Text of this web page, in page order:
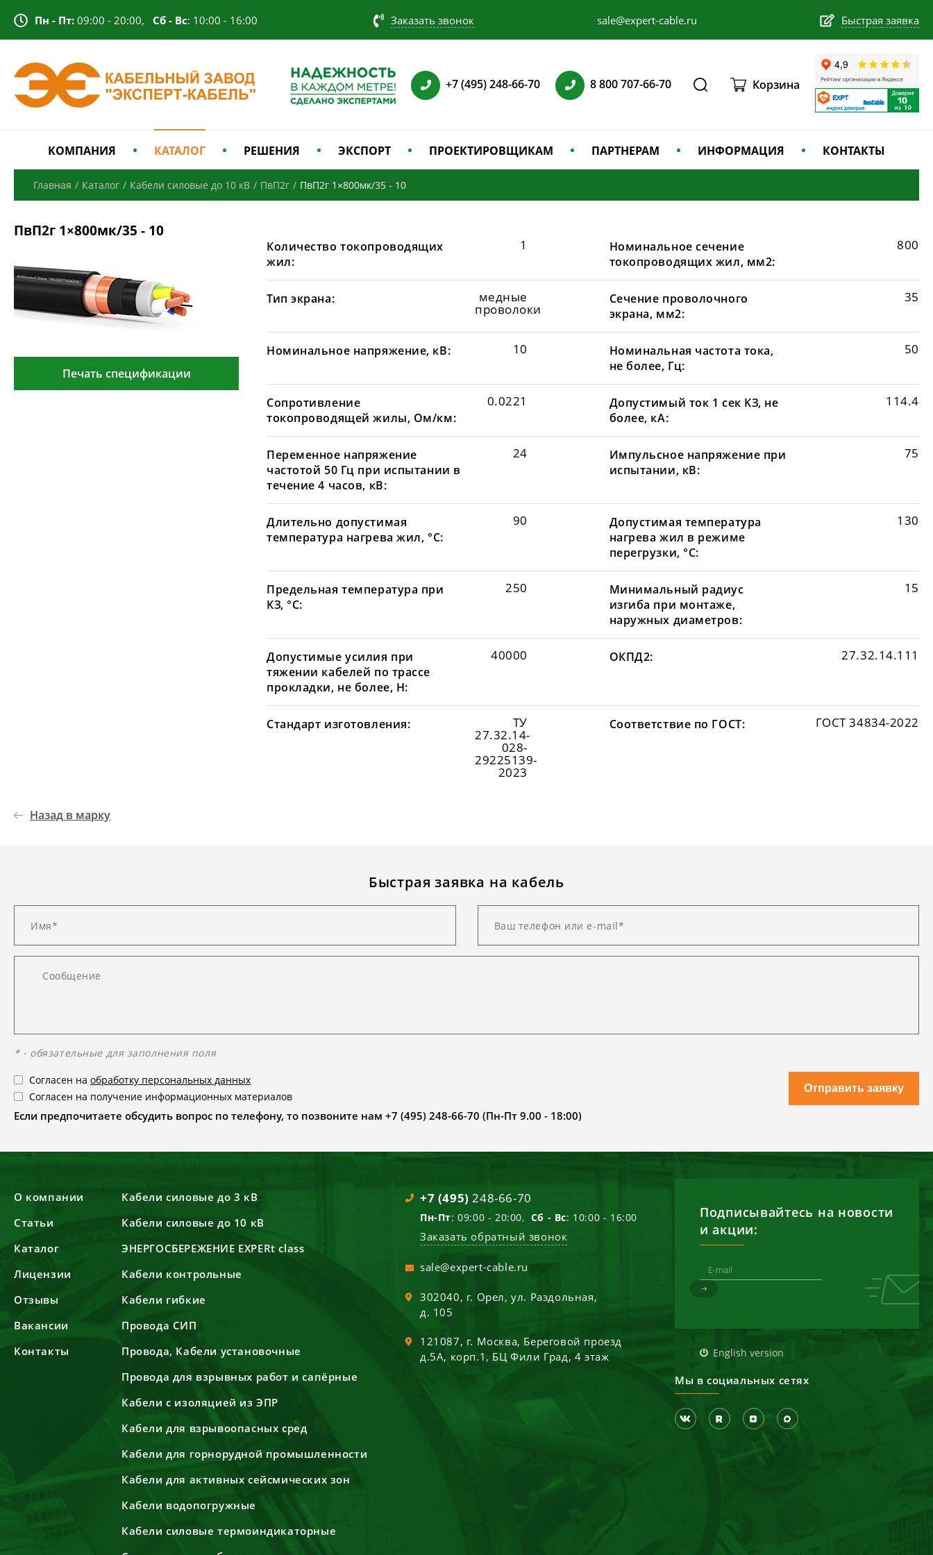
Пн - Пт: 09:00 - 20:00, Сб - Вс: 10:00 - 16:00 Заказать звонок sale@expert-cable.ru Быстрая заявка
+7 (495) 248-66-70 8 800 707-66-70 Корзина
КОМПАНИЯ КАТАЛОГ РЕШЕНИЯ ЭКСПОРТ ПРОЕКТИРОВЩИКАМ ПАРТНЕРАМ ИНФОРМАЦИЯ КОНТАКТЫ
Главная / Каталог / Кабели силовые до 10 кВ / ПвП2г / ПвП2г 1×800мк/35 - 10
ПвП2г 1×800мк/35 - 10
Печать спецификации
Количество токопроводящих
жил:
1
Номинальное сечение
токопроводящих жил, мм2:
800
Тип экрана: медные
проволоки
Сечение проволочного
экрана, мм2:
35
Номинальное напряжение, кВ: 10
Номинальная частота тока,
не более, Гц:
50
Сопротивление
токопроводящей жилы, Ом/км:
0.0221
Допустимый ток 1 сек КЗ, не
более, кА:
114.4
Переменное напряжение
частотой 50 Гц при испытании в
течение 4 часов, кВ:
24
Импульсное напряжение при
испытании, кВ:
75
Длительно допустимая
температура нагрева жил, °С:
90
Допустимая температура
нагрева жил в режиме
перегрузки, °С:
130
Предельная температура при
КЗ, °С:
250
Минимальный радиус
изгиба при монтаже,
наружных диаметров:
15
Допустимые усилия при
тяжении кабелей по трассе
прокладки, не более, Н:
40000 ОКПД2: 27.32.14.111
Стандарт изготовления: ТУ
27.32.14-
028-
29225139-
2023
Соответствие по ГОСТ: ГОСТ 34834-2022
Назад в марку
Быстрая заявка на кабель
* - обязательные для заполнения поля
Согласен на обработку персональных данных
Согласен на получение информационных материалов
Если предпочитаете обсудить вопрос по телефону, то позвоните нам +7 (495) 248-66-70 (Пн-Пт 9.00 - 18:00)
Отправить заявку
О компании
Статьи
Каталог
Лицензии
Отзывы
Вакансии
Контакты
Кабели силовые до 3 кВ
Кабели силовые до 10 кВ
ЭНЕРГОСБЕРЕЖЕНИЕ EXPERt class
Кабели контрольные
Кабели гибкие
Провода СИП
Провода, Кабели установочные
Провода для взрывных работ и сапёрные
Кабели с изоляцией из ЭПР
Кабели для взрывоопасных сред
Кабели для горнорудной промышленности
Кабели для активных сейсмических зон
Кабели водопогружные
Кабели силовые термоиндикаторные
+7 (495) 248-66-70
Пн-Пт: 09:00 - 20:00, Сб - Вс: 10:00 - 16:00
Заказать обратный звонок
sale@expert-cable.ru
302040, г. Орел,ул. Раздольная,
д. 105
121087, г. Москва, Береговой проезд
д.5А, корп.1, БЦ Фили Град, 4 этаж
Подписывайтесь на новости
и акции:
English version
Мы в социальных сетях